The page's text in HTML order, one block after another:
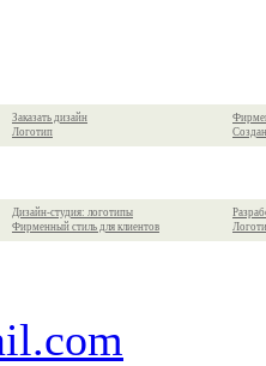
Заказать дизайн
Логотип
Дизайн-студия: логотипы
Фирменный стиль для клиентов